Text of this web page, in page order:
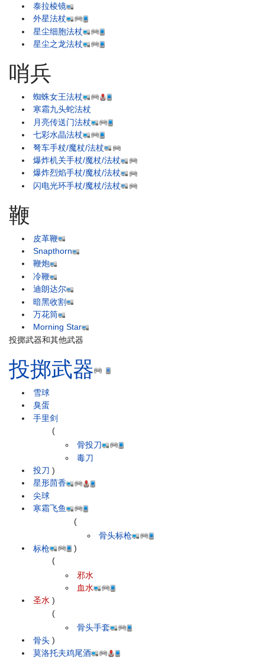
泰拉棱镜
外星法杖
星尘细胞法杖
星尘之龙法杖
哨兵
蜘蛛女王法杖
寒霜九头蛇法杖
月亮传送门法杖
七彩水晶法杖
弩车手杖/魔杖/法杖
爆炸机关手杖/魔杖/法杖
爆炸烈焰手杖/魔杖/法杖
闪电光环手杖/魔杖/法杖
鞭
皮革鞭
Snapthorn
鞭炮
冷鞭
迪朗达尔
暗黑收割
万花筒
Morning Star
投掷武器和其他武器
投掷武器
雪球
臭蛋
手里剑
投刀
(
骨投刀
毒刀
)
星形茴香
尖球
寒霜飞鱼
标枪
(
骨头标枪
)
圣水
(
邪水
血水
)
骨头
(
骨头手套
)
莫洛托夫鸡尾酒